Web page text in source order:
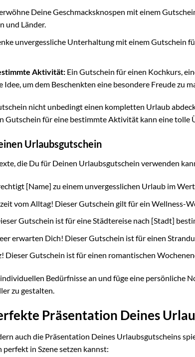
Deine Geschmacksknospen mit einem
und Länder.
unvergessliche Unterhaltung mit einem Gutschein
Aktivität:Ein Gutschein für einen Kochkurs,
um dem Beschenkten eine besondere Freude zu
nicht unbedingt einen kompletten Urlaub
Gutschein für eine bestimmte Aktivität kann eine tolle
Urlaubsgutschein
die Du für Deinen Urlaubsgutschein verwenden
[Name] zu einem unvergesslichen Urlaub im
vom Alltag! Dieser Gutschein gilt für ein Wellness-
Gutschein ist für eine Städtereise nach [Stadt]
erwarten Dich! Dieser Gutschein ist für einen
Dieser Gutschein ist für einen romantischen
individuellen Bedürfnisse an und füge eine persönliche
zu gestalten.
Präsentation Deines
auch die Präsentation Deines Urlaubsgutscheins
in Szene setzen kannst: